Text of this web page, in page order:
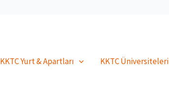
KKTC Yurt & Apartları KKTC Üniversiteleri